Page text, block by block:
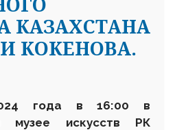
КАЗАХСТАНА
КОКЕНОВА.
года в 16:00 в
музее искусств РК